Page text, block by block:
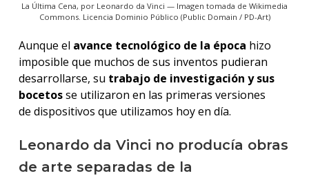
La Última Cena, por Leonardo da Vinci — Imagen tomada de Wikimedia
Commons. Licencia Dominio Público (Public Domain / PD-Art)
Aunque el avance tecnológico de la época hizo
imposible que muchos de sus inventos pudieran
desarrollarse, su trabajo de investigación y sus
bocetosse utilizaron en las primeras versiones
de dispositivos que utilizamos hoy en día.
Leonardo da Vinci no producía obras
de arte separadas de la